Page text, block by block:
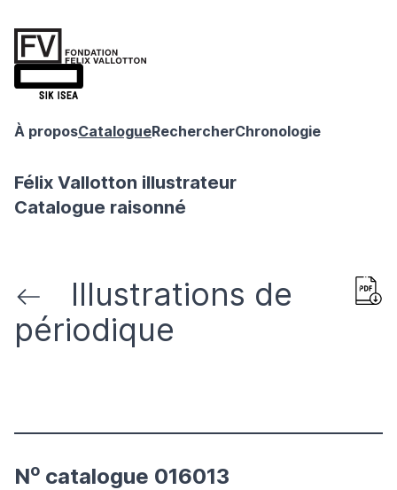
À proposCatalogueRechercherChronologie
Félix Vallotton illustrateur
Catalogue raisonné
Illustrations de
périodique
No catalogue 016013